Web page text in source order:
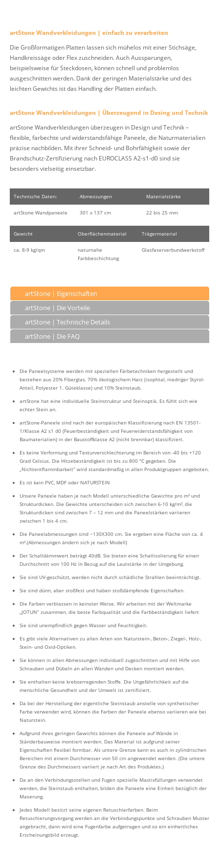
artStone Wandverkleidungen | einfach zu verarbeiten
Die Großformatigen Platten lassen sich mühelos mit einer Stichsäge,
Handkreissäge oder Flex zuschneiden. Auch Aussparungen,
beispielsweise für Steckdosen, können schnell und problemlos
ausgeschnitten werden. Dank der geringen Materialstärke und des
leichten Gewichts ist das Handling der Platten einfach.
artStone Wandverkleidungen | Überzeugend in Desing und Technik
artStone Wandverkleidungen überzeugen in Design und Technik –
flexible, farbechte und widerstandsfähige Paneele, die Naturmaterialien
präzise nachbilden. Mit ihrer Schneid- und Bohrfähigkeit sowie der
Brandschutz-Zertifizierung nach EUROCLASS A2-s1-d0 sind sie
besonders vielseitig einsetzbar.
Technische Daten: Abmessungen Materialstärke
artStone Wandpaneele 301 x 137 cm 22 bis 25 mm
Gewicht Oberflächenmaterial Trägermaterial
ca. 8-9 kg/qm
naturnahe
Farbbeschichtung
Glasfaserverbundwerkstoff
artStone | Eigenschaften
artStone | Die Vorteile
artStone | Technische Details
artStone | Die FAQ
Die Paneelsysteme werden mit speziellen Färbetechniken hergestellt und
bestehen aus 20% Fiberglas, 70% ökologischem Harz (isophtal, niedriger Styrol-
Anteil, Polyester 1. Güteklasse) und 10% Steinstaub.
artStone hat eine individuelle Steinstruktur und Steinoptik. Es fühlt sich wie
echter Stein an.
artStone-Paneele sind nach der europäischen Klassifizierung nach EN 13501-
1/Klasse A2 s1 d0 (Feuerbeständigkeit und Feuerwiderstandsfähigkeit von
Baumaterialien) in der Baustoffklasse A2 (nicht brennbar) klassifiziert.
Es keine Verformung und Texturverschlechterung im Bereich von -40 bis +120
Grad Celsius. Die Hitzebeständigkeit ist bis zu 800 °C gegeben. Die
„Nichtentflammbarkeit” wird standardmäßig in allen Produktgruppen angeboten.
Es ist kein PVC, MDF oder NATURSTEIN
Unsere Paneele haben je nach Modell unterschiedliche Gewichte pro m² und
Strukturdicken. Die Gewichte unterscheiden sich zwischen 6-10 kg/m², die
Strukturdicken sind zwischen 7 – 12 mm und die Paneelstärken variieren
zwischen 1 bis 4 cm.
Die Paneelabmessungen sind ~130X300 cm. Sie ergeben eine Fläche von ca. 4
m².(Abmessungen ändern sich je nach Modell)
Der Schalldämmwert beträgt 40dB. Sie bieten eine Schallisolierung für einen
Durchschnitt von 100 Hz in Bezug auf die Lautstärke in der Umgebung.
Sie sind UV-geschützt, werden nicht durch schädliche Strahlen beeinträchtigt.
Sie sind dünn, aber stoßfest und haben stoßdämpfende Eigenschaften.
Die Farben verblassen in keinster Weise. Wir arbeiten mit der Weltmarke
„JOTUN” zusammen, die beste Farbqualität und die Farbbeständigkeit liefert
Sie sind unempfindlich gegen Wasser und Feuchtigkeit.
Es gibt viele Alternativen zu allen Arten von Naturstein-, Beton-, Ziegel-, Holz-,
Stein- und Oxid-Optiken.
Sie können in allen Abmessungen individuell zugeschnitten und mit Hilfe von
Schrauben und Dübeln an allen Wänden und Decken montiert werden.
Sie enthalten keine krebserregenden Stoffe. Die Ungefährlichkeit auf die
menschliche Gesundheit und der Umwelt ist zertifiziert.
Da bei der Herstellung der eigentliche Steinstaub anstelle von synthetischer
Farbe verwendet wird, können die Farben der Paneele ebenso variieren wie bei
Naturstein.
Aufgrund ihres geringen Gewichts können die Paneele auf Wände in
Ständerbauweise montiert werden. Das Material ist aufgrund seiner
Eigenschaften flexibel formbar. Als untere Grenze kann es auch in zylindrischen
Bereichen mit einem Durchmesser von 50 cm angewendet werden. (Die untere
Grenze des Durchmessers variiert je nach Art des Produktes.)
Da an den Verbindungsstellen und Fugen spezielle Mastixfüllungen verwendet
werden, die Steinstaub enthalten, bilden die Paneele eine Einheit bezüglich der
Maserung.
Jedes Modell besitzt seine eigenen Retuschierfarben. Beim
Retuschierungsvorgang werden an die Verbindungspunkte und Schrauben Muster
angebracht, dann wird eine Fugenfarbe aufgetragen und so ein einheitliches
Erscheinungsbild erzeugt.